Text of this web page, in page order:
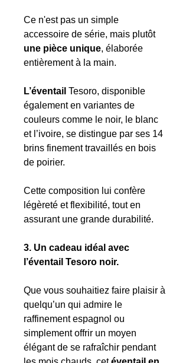
Ce n'est pas un simple
accessoire de série, mais plutôt
une pièce unique, élaborée
entièrement à la main.
L’éventail Tesoro, disponible
également en variantes de
couleurs comme le noir, le blanc
et l’ivoire, se distingue par ses 14
brins finement travaillés en bois
de poirier.
Cette composition lui confère
légèreté et flexibilité, tout en
assurant une grande durabilité.
3. Un cadeau idéal avec
l’éventail Tesoro noir.
Que vous souhaitiez faire plaisir à
quelqu’un qui admire le
raffinement espagnol ou
simplement offrir un moyen
élégant de se rafraîchir pendant